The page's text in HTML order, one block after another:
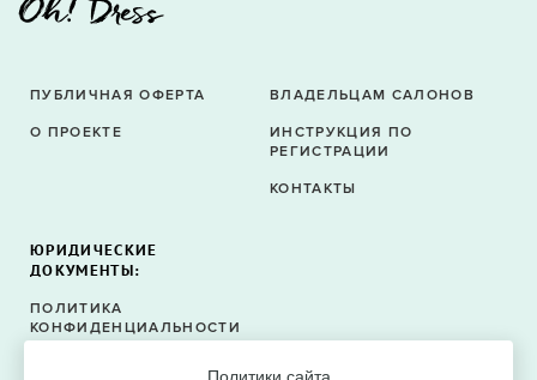
ПУБЛИЧНАЯ ОФЕРТА
О ПРОЕКТЕ
ВЛАДЕЛЬЦАМ САЛОНОВ
ИНСТРУКЦИЯ ПО
РЕГИСТРАЦИИ
КОНТАКТЫ
ЮРИДИЧЕСКИЕ
ДОКУМЕНТЫ:
ПОЛИТИКА
КОНФИДЕНЦИАЛЬНОСТИ